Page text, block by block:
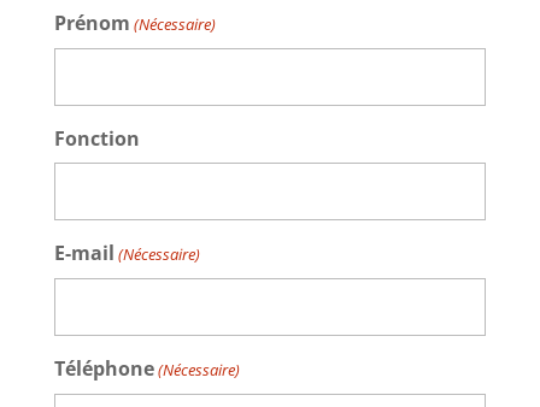
Prénom (Nécessaire)
Fonction
E-mail (Nécessaire)
Téléphone(Nécessaire)